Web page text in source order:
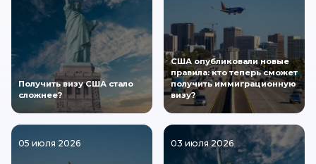
Получить визу США стало
сложнее?
США опубликовали новые
правила: кто теперь сможет
получить иммиграционную
визу?
05 июля 2026 03 июля 2026